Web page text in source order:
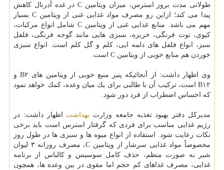
طولانی مدت بروز استرس، میزان ویتامین C در غده آدرنال كاهش
پیدا می كند؛ ازاین رو مصرف مواد غذایی غنی از ویتامین C بسیار
مهم می باشد. منابع غذایی غنی از ویتامین C شامل انواع مركبات،
كیوی، توت فرنگی، خربزه، سبزی هایی مانند گوجه فرنگی، فلفل
سبز، انواع فلفل های دلمه ایی، كلم و گل كلم است. انواع سبزی
خوردن هم منابع خوبی از ویتامین C است.
وی اظهار داشت: از آنجائیكه پنیر منبع خوبی از ویتامین های B۲ و
B۱۲ است، تركیب آن با طالبی برای یك میان وعده، كمك خواهد نمود
كه احساس اضطراب از فرد دور شود.
مدیركل دفتر بهبود تغذیه جامعه وزارت بهداشت اظهار داشت: در
رژیم غذایی مناسب برای فردی كه گرفتار استرس است باید برخی
نكات رعایت شود. استفاده از انواع میوه ها و سبزی ها در طول روز
مخصوصاً مواد غذایی سرشار از ویتامین C، مصرف روزانه ۳ لیوان
شیر به صورت منظم، حذف كامل سوسیس و كالباس از برنامه
غذایی، مصرف غذاهای كم حجم اما مقوی در بین وعده ها، همچون